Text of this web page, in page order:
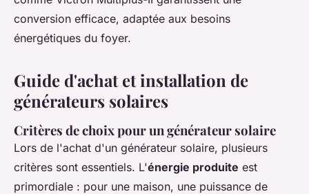
conversion efficace, adaptée aux besoins
énergétiques du foyer.
Guide d'achat et installation de
générateurs solaires
Critères de choix pour un générateur solaire
Lors de l'achat d'un générateur solaire, plusieurs
critères sont essentiels. L'énergie produite est
primordiale : pour une maison, une puissance de